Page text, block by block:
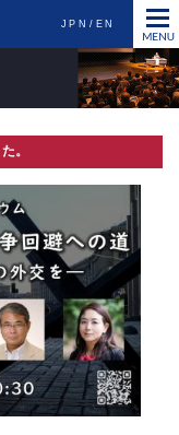
JPN EN
。